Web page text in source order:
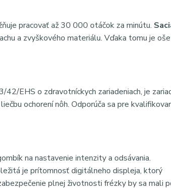
pracovať až 30 000 otáčok za minútu.
a zvyškového materiálu. Vďaka tomu je
EHS o zdravotníckych zariadeniach, je
ochorení nôh. Odporúča sa pre
na nastavenie intenzity a odsávania.
je prítomnosť digitálneho displeja, ktorý
plnej životnosti frézky by sa mali